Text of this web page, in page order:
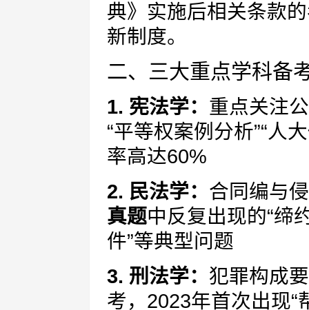
典》实施后相关条款
新制度。
二、三大重点学科备
1. 宪法学： 重点关注
“平等权案例分析”“人
率高达60%
2. 民法学： 合同编与
真题中反复出现的“缔
件”等典型问题
3. 刑法学： 犯罪构成
考，2023年首次出现“